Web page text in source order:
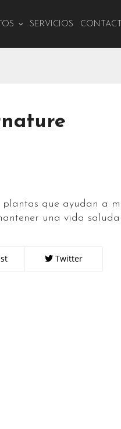
SERVICIOS
que ayudan a
una vida
Twitter